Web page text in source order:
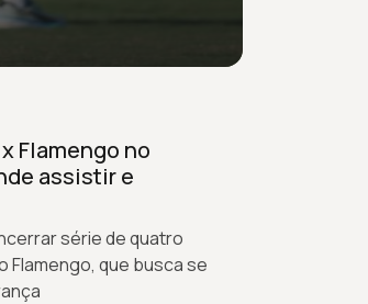
Flamengo no
assistir e
série de quatro
Flamengo, que busca se